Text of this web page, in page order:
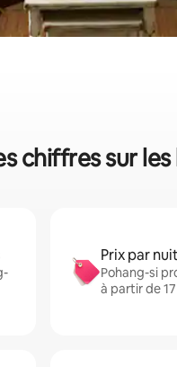
chiffres sur
Prix par
Pohang-si
à partir de